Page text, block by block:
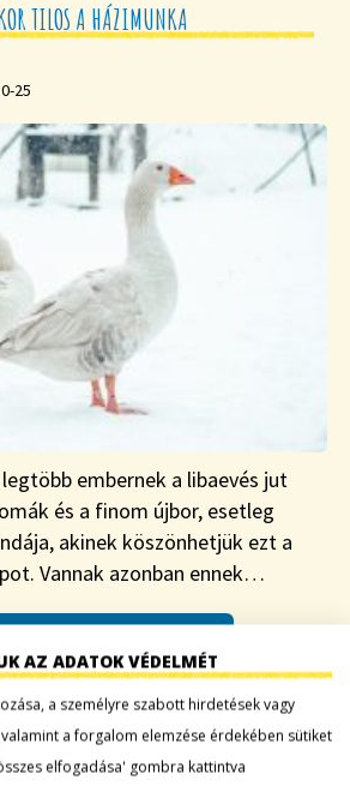
TILOS A HÁZIMUNKA
25
embernek a libaevés jut
és a finom újbor, esetleg
akinek köszönhetjük ezt a
Vannak azonban ennek…
SÜTI
AZ ADATOK VÉDELMÉT
a személyre szabott hirdetések vagy
a forgalom elemzése érdekében sütiket
elfogadása' gombra kattintva